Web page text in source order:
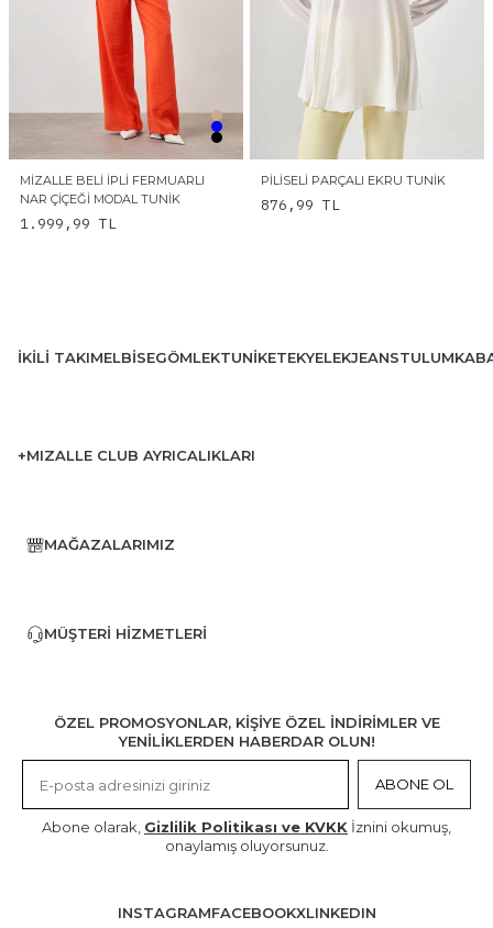
MIZALLE BELI İPLI FERMUARLI
NAR ÇIÇEĞI MODAL TUNIK
1.999,99 TL
PILISELI PARÇALI EKRU TUNIK
876,99 TL
İKILI TAKIMELBISEGÖMLEKTUNIKETEKYELEKJEANSTULUM
+MIZALLE CLUB AYRICALIKLARI
MAĞAZALARIMIZ
MÜŞTERI HIZMETLERI
ÖZEL PROMOSYONLAR, KİŞİYE ÖZEL İNDİRİMLER VE
YENİLİKLERDEN HABERDAR OLUN!
ABONE OL
Abone olarak, Gizlilik Politikası ve KVKK İznini okumuş,
onaylamış oluyorsunuz.
INSTAGRAMFACEBOOKXLINKEDIN